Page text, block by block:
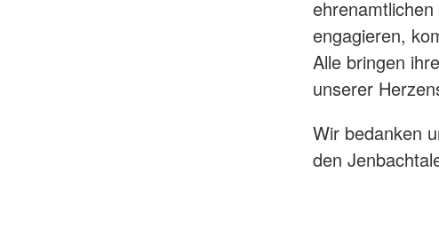
engagieren,
Alle bringen
unserer
Wir bedanken
den